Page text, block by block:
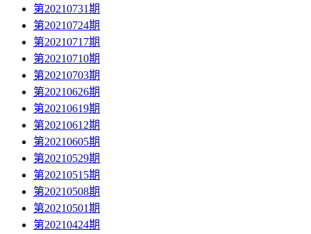
第20210731期
第20210724期
第20210717期
第20210710期
第20210703期
第20210626期
第20210619期
第20210612期
第20210605期
第20210529期
第20210515期
第20210508期
第20210501期
第20210424期